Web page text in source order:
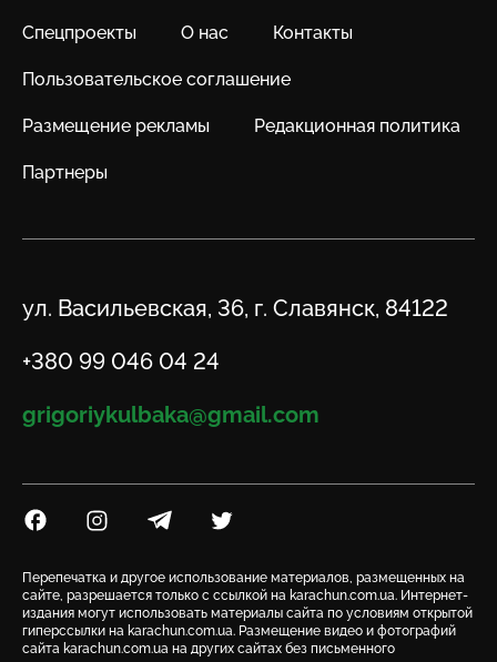
Спецпроекты О нас Контакты
Пользовательское соглашение
Размещение рекламы Редакционная политика
Партнеры
Адрес
ул. Васильевская, 36, г. Славянск, 84122
Телефон
+380 99 046 04 24
Email
grigoriykulbaka@gmail.com
Посилання на Facebook
Посилання на Instagram
Посилання на Telegram
Посилання на Twitter
Перепечатка и другое использование материалов, размещенных на
сайте, разрешается только с ссылкой на karachun.com.ua. Интернет-
издания могут использовать материалы сайта по условиям открытой
гиперссылки на karachun.com.ua. Размещение видео и фотографий
сайта karachun.com.ua на других сайтах без письменного